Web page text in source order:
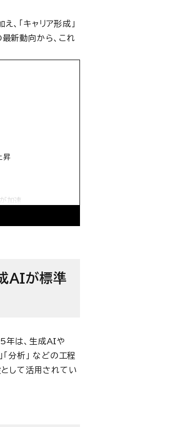
、「キャリア形成」
新動向から、これ
昇
加速
AIが標準
年は、生成AIや
「分析」 などの工程
として活用されてい